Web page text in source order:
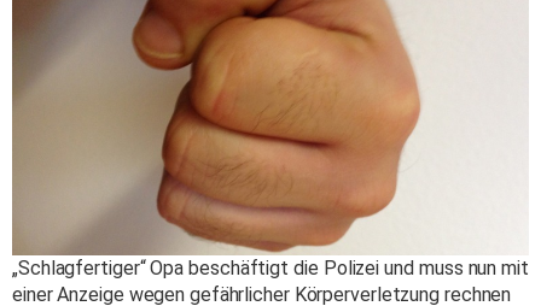
„Schlagfertiger“ Opa beschäftigt die Polizei und muss nun mit
einer Anzeige wegen gefährlicher Körperverletzung rechnen